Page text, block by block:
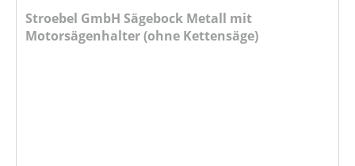
Stroebel GmbH Sägebock Metall mit
Motorsägenhalter (ohne Kettensäge)